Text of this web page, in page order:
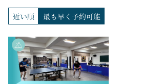
近い順 最も早く予約可能